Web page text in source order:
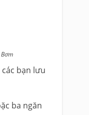
bạn lưu
ba ngăn